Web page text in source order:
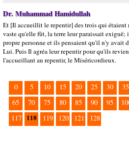
Dr. Muhammad Hamidullah
Et [Il accueillit le repentir] des trois qui étaient
vaste qu'elle fût, la terre leur paraissait exiguë;
propre personne et ils pensaient qu'il n'y avait
Lui. Puis Il agréa leur repentir pour qu'ils
l'accueillant au repentir, le Miséricordieux.
0 5 10 15 20 25 30 35
65
70 75 80 85 90 95
117 118 119 120 121 128